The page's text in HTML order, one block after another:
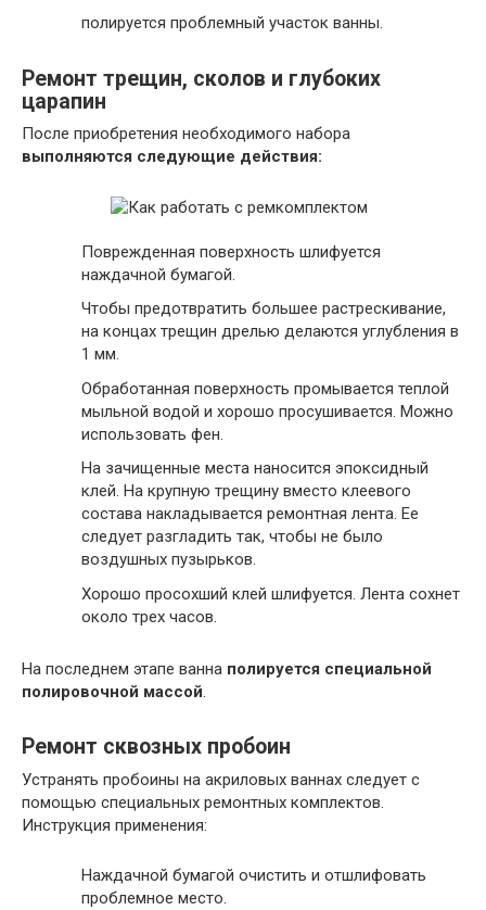
полируется проблемный участок ванны.
Ремонт трещин, сколов и глубоких
царапин
После приобретения необходимого набора
выполняются следующие действия:
Поврежденная поверхность шлифуется
наждачной бумагой.
Чтобы предотвратить большее растрескивание,
на концах трещин дрелью делаются углубления в
1 мм.
Обработанная поверхность промывается теплой
мыльной водой и хорошо просушивается. Можно
использовать фен.
На зачищенные места наносится эпоксидный
клей. На крупную трещину вместо клеевого
состава накладывается ремонтная лента. Ее
следует разгладить так, чтобы не было
воздушных пузырьков.
Хорошо просохший клей шлифуется. Лента сохнет
около трех часов.
На последнем этапе ванна полируется специальной
полировочной массой.
Ремонт сквозных пробоин
Устранять пробоины на акриловых ваннах следует с
помощью специальных ремонтных комплектов.
Инструкция применения:
Наждачной бумагой очистить и отшлифовать
проблемное место.